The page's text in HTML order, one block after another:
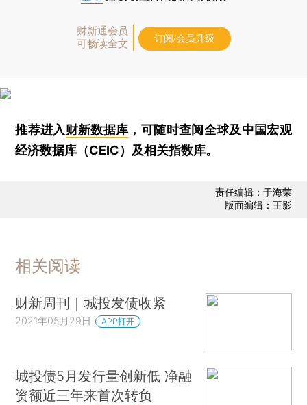
财新通会员
可畅读全文
订阅/会员升级
推荐进入财新数据库 ，可随时查阅全球及中国宏观
经济数据库（CEIC）及相关指数库。
责任编辑：于海荣
版面编辑：王影
相关阅读
财新周刊｜城投发债收紧
2021年05月29日 APP打开
城投债5月发行量创新低 净融
资额近三年来首次转负